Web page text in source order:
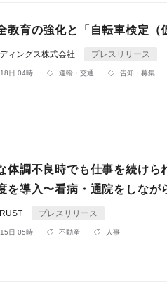
教育の強化と「自転車検定
ィングス株式会社 プレスリリース
日 04時 運輸・交通 告知・募集
体調不良時でも仕事を続けら
を導入〜看病・通院をしなが
プレスリリース
日 05時 不動産 人事